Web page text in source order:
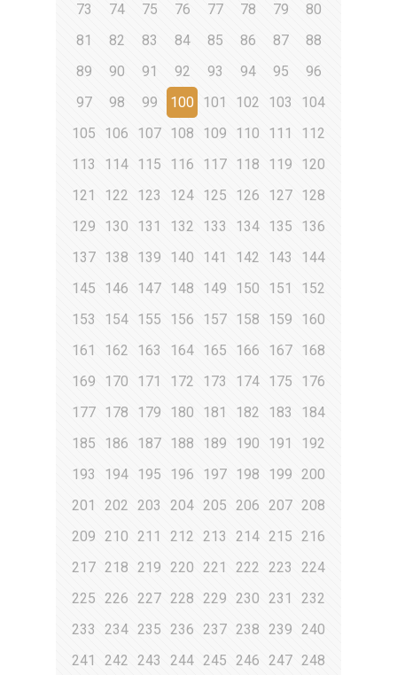
73
74 75 76 77 78 79
80
81
82 83 84 85 86 87
88
89
90 91 92 93 94 95
96
97
98 99 100 101 102 103
104
105
106 107 108 109 110 111
112
113
114 115 116 117 118 119
120
121
122 123 124 125 126 127 128
129
130 131 132 133 134 135
136
137 138 139 140 141 142 143
144
145
146 147 148 149 150 151
152
153
154 155 156 157 158 159
160
161
162 163 164 165 166 167 168
169
170 171 172 173 174 175
176
177 178 179 180 181 182 183
184
185
186 187 188 189 190 191
192
193
194 195 196 197 198 199 200
201
202 203 204 205 206 207 208
209 210 211 212 213 214 215 216
217 218 219 220 221 222 223
224
225 226 227 228 229 230 231
232
233
234 235 236 237 238 239 240
241
242 243 244 245 246 247 248